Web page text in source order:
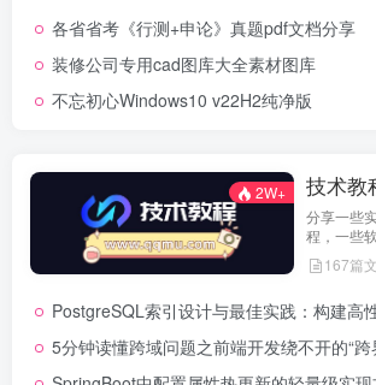
各省省考《行测+申论》真题pdf文档分享
装修公司专用cad图库大全素材图库
不忘初心Windows10 v22H2纯净版
2W+ 技术教
分享一些
程，一些
以及一些
配置等等
167篇
PostgreSQL索引设计与最佳实践：构建高性能数据库的
5分钟读懂跨域问题之前端开发绕不开的“跨界沟通